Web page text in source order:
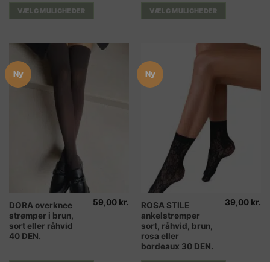
VÆLG MULIGHEDER
varianter.
Mulighederne
vælges
varesiden
VÆLG MULIGHEDER
varianter.
Mulighederne
varesiden
Ny
DORA overknee
strømper i brun,
sort eller råhvid
40 DEN.
59,00 kr.
Dette
vare
har
flere
Ny
ROSA STILE
ankelstrømper
sort, råhvid, brun,
rosa eller
bordeaux 30 DEN.
39,00 kr.
Dette
vare
har
flere